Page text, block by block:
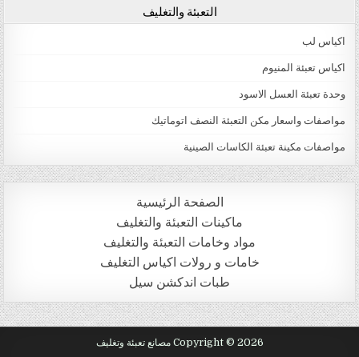
التعبئة والتغليف
اكياس لب
اكياس تعبئة المنيوم
وحدة تعبئة العسل الاسود
مواصفات واسعار مكن التعبئة النصف اتوماتيك
مواصفات مكينة تعبئة الكاسات الصينية
الصفحة الرئيسية
ماكينات التعبئة والتغليف
مواد وخامات التعبئة والتغليف
خامات و رولات اكياس التغليف
طبات اندكشن سيل
Copyright © 2026 مصانع تعبئة وتغليف